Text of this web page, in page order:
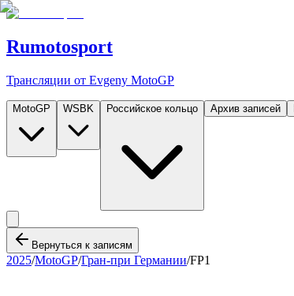
Rumotosport
Трансляции от Evgeny MotoGP
MotoGP WSBK Российское кольцо Архив записей
Вернуться к записям
2025/MotoGP/Гран-при Германии/FP1